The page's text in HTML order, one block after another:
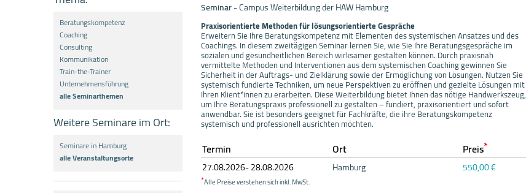
Beratungskompetenz
Coaching
Consulting
Kommunikation
Train-the-Trainer
Unternehmensführung
alle Seminarthemen
Weitere Seminare im Ort:
Seminare in Hamburg
alle Veranstaltungsorte
Seminar-Campus Weiterbildung der HAW Hamburg
Praxisorientierte Methoden für lösungsorientierte Gespräche
Erweitern Sie Ihre Beratungskompetenz mit Elementen des systemischen Ansatzes und des
Coachings. In diesem zweitägigen Seminar lernen Sie, wie Sie Ihre Beratungsgespräche im
sozialen und gesundheitlichen Bereich wirksamer gestalten können. Durch praxisnah
vermittelte Methoden und Interventionen aus dem systemischen Coaching gewinnen Sie
Sicherheit in der Auftrags- und Zielklärung sowie der Ermöglichung von Lösungen. Nutzen Sie
systemisch fundierte Techniken, um neue Perspektiven zu eröffnen und gezielte Lösungen mit
Ihren Klient*innen zu erarbeiten. Diese Weiterbildung bietet Ihnen das nötige Handwerkszeug,
um Ihre Beratungspraxis professionell zu gestalten – fundiert, praxisorientiert und sofort
anwendbar. Sie ist besonders geeignet für Fachkräfte, die ihre Beratungskompetenz
systemisch und professionell ausrichten möchten.
Termin Ort Preis*
27.08.2026- 28.08.2026 Hamburg 550,00 €
*Alle Preise verstehen sich inkl. MwSt.